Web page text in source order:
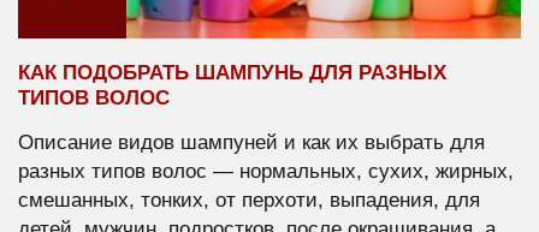
КАК ПОДОБРАТЬ ШАМПУНЬ ДЛЯ РАЗНЫХ
ТИПОВ ВОЛОС
Описание видов шампуней и как их выбрать для
разных типов волос — нормальных, сухих, жирных,
смешанных, тонких, от перхоти, выпадения, для